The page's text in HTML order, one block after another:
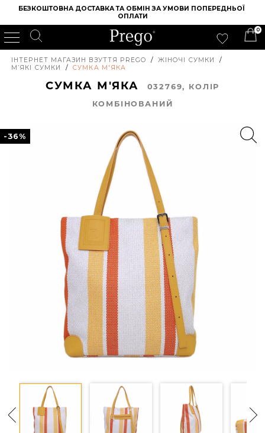
БЕЗКОШТОВНА ДОСТАВКА ТА ОБМІН ЗА УМОВИ ПОПЕРЕДНЬОЇ
ОПЛАТИ
0
ІНТЕРНЕТ МАГАЗИН ВЗУТТЯ PREGO / ЖІНОЧІ СУМКИ
/
М’ЯКІ СУМКИ
/ СУМКА М'ЯКА
СУМКА М'ЯКА
032769, КОЛIР
КОМБІНОВАНИЙ
-36%